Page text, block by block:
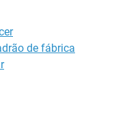
de fábrica